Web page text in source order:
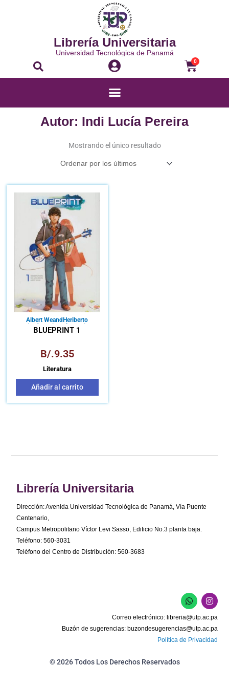
Librería Universitaria
Universidad Tecnológica de Panamá
Buscar 0
Carrito
Menú
Autor: Indi Lucía Pereira
Mostrando el único resultado
Albert Weand Heriberto
PinzónIndi Lucía Pereira
BLUEPRINT 1
B/.9.35
Literatura
Añadir al carrito
Librería Universitaria
Dirección: Avenida Universidad Tecnológica de Panamá, Vía Puente
Centenario,
Campus Metropolitano Víctor Levi Sasso, Edificio No.3 planta baja.
Teléfono: 560-3031
Teléfono del Centro de Distribución: 560-3683
W
h
a
t
s
a
p
I
n
s
t
a
g
r
Correo electrónico: libreria@utp.ac.pa
Buzón de sugerencias: buzondesugerencias@utp.ac.pa
Política de Privacidad
© 2026 Todos Los Derechos Reservados